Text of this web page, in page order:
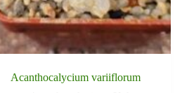
Acanthocalycium variiflorum